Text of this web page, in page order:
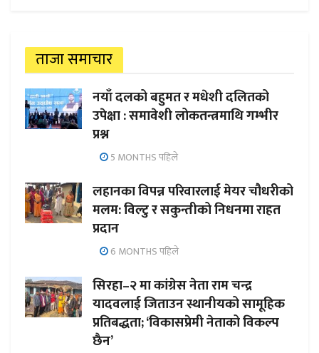
ताजा समाचार
नयाँ दलको बहुमत र मधेशी दलितको
उपेक्षा : समावेशी लोकतन्त्रमाथि गम्भीर
प्रश्न
5 MONTHS पहिले
लहानका विपन्न परिवारलाई मेयर चौधरीको
मलम: विल्टु र सकुन्तीको निधनमा राहत
प्रदान
6 MONTHS पहिले
सिरहा–२ मा कांग्रेस नेता राम चन्द्र
यादवलाई जिताउन स्थानीयको सामूहिक
प्रतिबद्धता; ‘विकासप्रेमी नेताको विकल्प
छैन’